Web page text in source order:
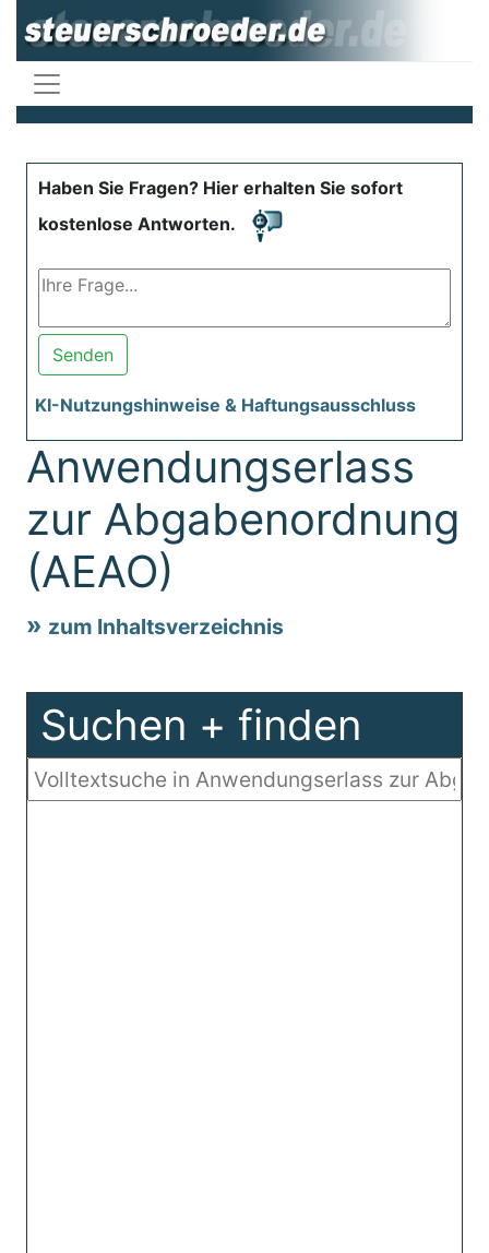
Haben Sie Fragen? Hier erhalten Sie sofort
kostenlose Antworten.
Senden
KI-Nutzungshinweise & Haftungsausschluss
Anwendungserlass
zur Abgabenordnung
(AEAO)
zum Inhaltsverzeichnis
Suchen + finden